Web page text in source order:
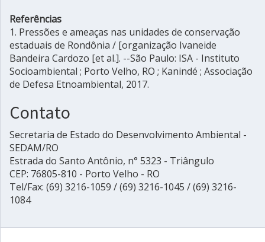
Referências
1. Pressões e ameaças nas unidades de conservação
estaduais de Rondônia / [organização Ivaneide
Bandeira Cardozo [et al.]. --São Paulo: ISA - Instituto
Socioambiental ; Porto Velho, RO ; Kanindé ; Associação
de Defesa Etnoambiental, 2017.
Contato
Secretaria de Estado do Desenvolvimento Ambiental -
SEDAM/RO
Estrada do Santo Antônio, n° 5323 - Triângulo
CEP: 76805-810 - Porto Velho - RO
Tel/Fax: (69) 3216-1059 / (69) 3216-1045 / (69) 3216-
1084